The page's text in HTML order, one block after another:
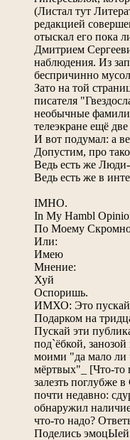
(Листал тут
редакцией
отыскал его пока
Дмитрием
наблюдения. Из
беспричинно
Зато на той
писателя
необычные
телеэкране ещё
И вот подумал: а
Допустим, про
Ведь есть же
Ведь есть же в
IMHO.
In My Hambl
По Моему
Или:
Имею
Мнение:
Хуй
Оспоришь.
ИМХО: Это пускай
Подарком на
Пускай эти
под`ёбкой,
моими "да мало ли
мёртвых"_ [Что-то
залезть поглубже
почти недавно:
обнаружил
что-то надо?
Поделись